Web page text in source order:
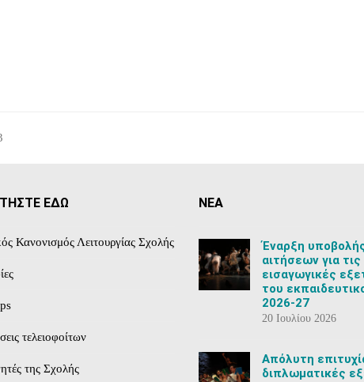
ΕΔΩ
Κανονισμός Λειτουργίας Σχολής
τελειοφοίτων
της Σχολής
ΝΕΑ
Έναρξη
αιτήσεων για τις
εισαγωγικές
του
2026-27
20 Ιουλίου 2026
Aπόλυτη
διπλωματικές